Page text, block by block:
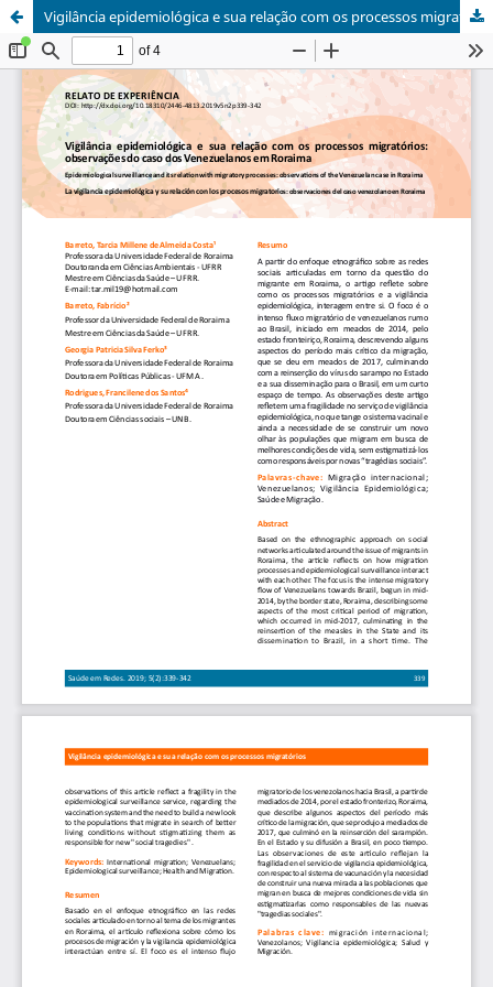
Vigilância epidemiológica e sua relação com os processos migratórios: obervações do caso dos Venezuelanos em Roraima